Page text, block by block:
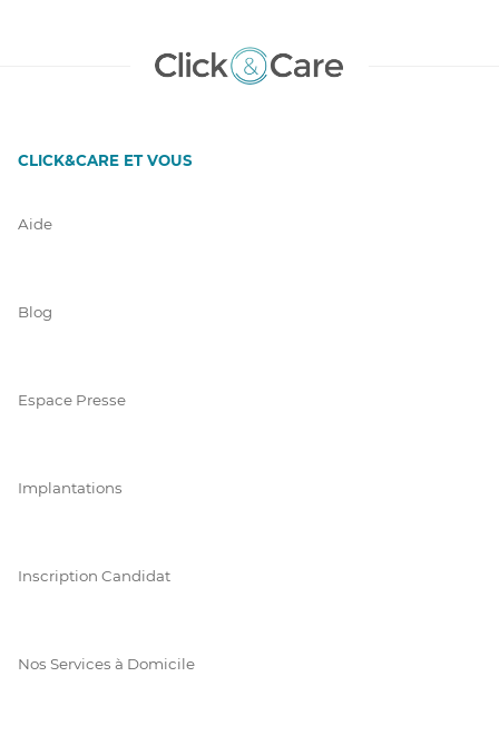
CLICK&CARE ET VOUS
Aide
Blog
Espace Presse
Implantations
Inscription Candidat
Nos Services à Domicile